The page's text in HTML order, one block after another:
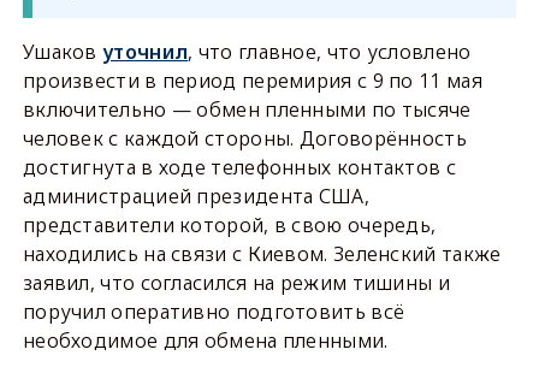
Ушаковуточнил, что главное, что условлено
произвести в период перемирия с 9 по 11 мая
включительно — обмен пленными по тысяче
человек с каждой стороны. Договорённость
достигнута в ходе телефонных контактов с
администрацией президента США,
представители которой, в свою очередь,
находились на связи с Киевом. Зеленский также
заявил, что согласился на режим тишины и
поручил оперативно подготовить всё
необходимое для обмена пленными.